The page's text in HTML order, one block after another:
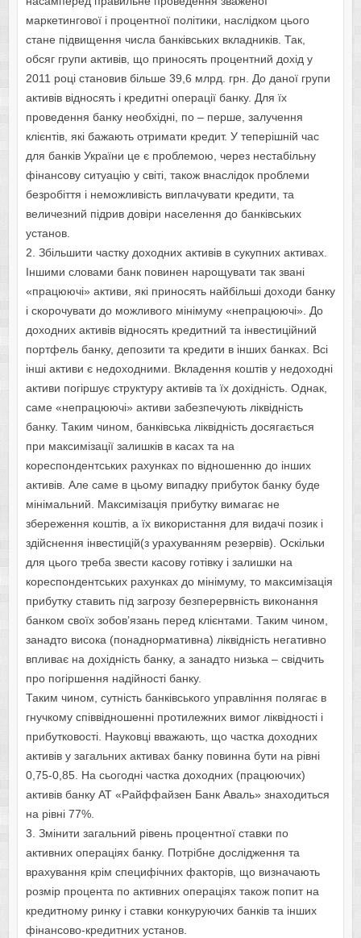
маркетингової і процентної політики, наслідком цього
стане підвищення числа банківських вкладників. Так,
обсяг групи активів, що приносять процентний дохід у
2011 році становив більше 39,6 млрд. грн. До даної групи
активів відносять і кредитні операції банку. Для їх
проведення банку необхідні, по – перше, залучення
клієнтів, які бажають отримати кредит. У теперішній час
для банків України це є проблемою, через нестабільну
фінансову ситуацію у світі, також внаслідок проблеми
безробіття і неможливість виплачувати кредити, та
величезний підрив довіри населення до банківських
установ.
2. Збільшити частку доходних активів в сукупних активах.
Іншими словами банк повинен нарощувати так звані
«працюючі» активи, які приносять найбільші доходи банку
і скорочувати до можливого мінімуму «непрацюючі». До
доходних активів відносять кредитний та інвестиційний
портфель банку, депозити та кредити в інших банках. Всі
інші активи є недоходними. Вкладення коштів у недоходні
активи погіршує структуру активів та їх дохідність. Однак,
саме «непрацюючі» активи забезпечують ліквідність
банку. Таким чином, банківська ліквідність досягається
при максимізації залишків в касах та на
кореспондентських рахунках по відношенню до інших
активів. Але саме в цьому випадку прибуток банку буде
мінімальний. Максимізація прибутку вимагає не
збереження коштів, а їх використання для видачі позик і
здійснення інвестицій(з урахуванням резервів). Оскільки
для цього треба звести касову готівку і залишки на
кореспондентських рахунках до мінімуму, то максимізація
прибутку ставить під загрозу безперервність виконання
банком своїх зобов’язань перед клієнтами. Таким чином,
занадто висока (понаднормативна) ліквідність негативно
впливає на дохідність банку, а занадто низька – свідчить
про погіршення надійності банку.
Таким чином, сутність банківського управління полягає в
гнучкому співвідношенні протилежних вимог ліквідності і
прибутковості. Науковці вважають, що частка доходних
активів у загальних активах банку повинна бути на рівні
0,75-0,85. На сьогодні частка доходних (працюючих)
активів банку АТ «Райффайзен Банк Аваль» знаходиться
на рівні 77%.
3. Змінити загальний рівень процентної ставки по
активних операціях банку. Потрібне дослідження та
врахування крім специфічних факторів, що визначають
розмір процента по активних операціях також попит на
кредитному ринку і ставки конкуруючих банків та інших
фінансово-кредитних установ.